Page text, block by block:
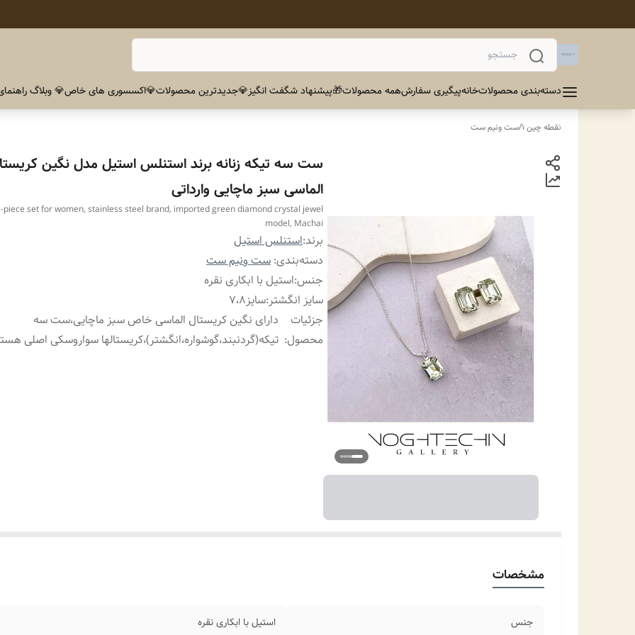
دسته‌بندی محصولاتخانهپیگیری سفارشهمه محصولات🎁پیشنهاد شگفت انگیز💎جدیدترین محصولات💎اکسسوری های خاص💎 وبلاگ
نقطه چین 1 /ست ونیم ست
ست سه تیکه زنانه برند استنلس استیل مدل نگین
الماسی سبز ماچایی وارداتی
piece set for women, stainless steel brand, imported green diamond crystal jewel
model, Machai
برند:استنلس استیل
دسته‌بندی: ست ونیم ست
جنس:استیل با ابکاری نقره
سایز انگشتر:سایز۷،۸
جزئیات
محصول:
دارای نگین کریستال الماسی خاص سبز ماچایی،ست سه
تیکه(گردنبند،گوشواره،انگشتر)،کریستالها سواروسکی اصلی
مشخصات
جنس استیل با ابکاری نقره